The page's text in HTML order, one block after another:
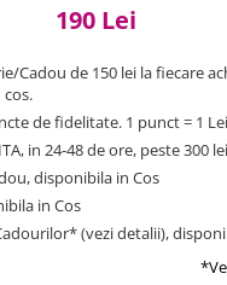
190 Lei
Cadou de 150 lei la fiecare
cos.
de fidelitate. 1 punct = 1 Lei
in 24-48 de ore, peste 300 lei
disponibila in Cos
in Cos
(vezi detalii),